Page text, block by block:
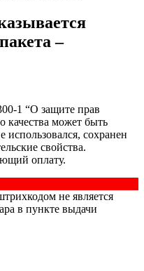
–
1 “О защите прав
качества может быть
использовался, сохранен
свойства.
оплату.
не является
в пункте выдачи